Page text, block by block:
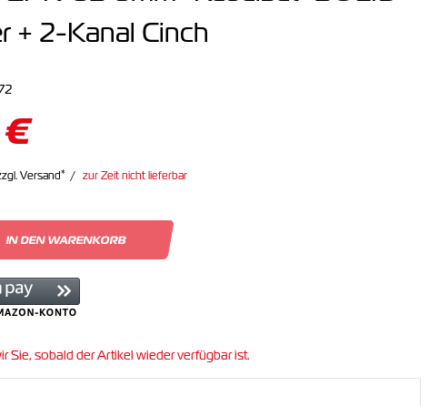
+ 2-Kanal Cinch
Versand* zur Zeit nicht lieferbar
IN DEN WARENKORB
Sie, sobald der Artikel wieder verfügbar ist.